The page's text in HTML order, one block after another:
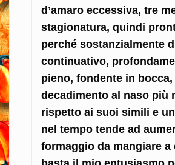
d’amaro eccessiva, tre
stagionatura, quindi
perché sostanzialmente
continuativo,
pieno, fondente in bocca,
decadimento al naso più
rispetto ai suoi simili e
nel tempo tende ad
formaggio da mangiare a